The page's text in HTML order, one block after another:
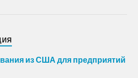
из США для предприятий